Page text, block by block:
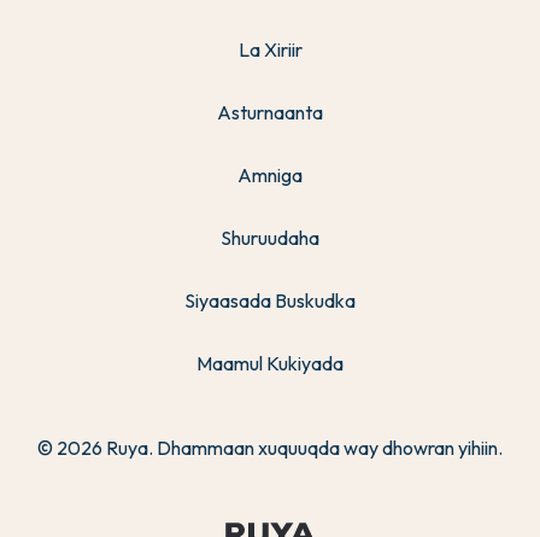
La Xiriir
Asturnaanta
Amniga
Shuruudaha
Siyaasada Buskudka
Maamul Kukiyada
© 2026 Ruya. Dhammaan xuquuqda way dhowran yihiin.